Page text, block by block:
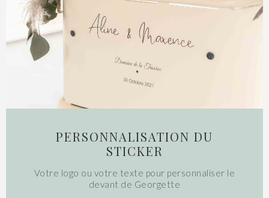
PERSONNALISATION DU
STICKER
Votre logo ou votre texte pour personnaliser le
devant de Georgette